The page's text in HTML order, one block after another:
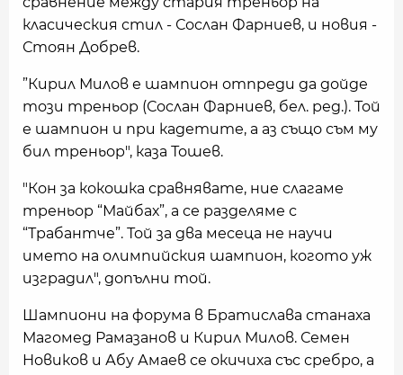
класическия стил - Сослан Фарниев, и новия -
Стоян Добрев.
”Кирил Милов е шампион отпреди да дойде
този треньор (Сослан Фарниев, бел. ред.). Той
е шампион и при кадетите, а аз също съм му
бил треньор", каза Тошев.
"Кон за кокошка сравнявате, ние слагаме
треньор “Майбах”, а се разделяме с
“Трабантче”. Той за два месеца не научи
името на олимпийския шампион, когото уж
изградил", допълни той.
Шампиони на форума в Братислава станаха
Магомед Рамазанов и Кирил Милов. Семен
Новиков и Абу Амаев се окичиха със сребро, а